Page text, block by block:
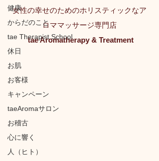
健康
からだのこと
tae Therapist School
休日
お肌
お客様
キャンペーン
taeAromaサロン
お稽古
心に響く
人（ヒト）
女性の幸せのためのホリスティックなア
ロママッサージ専門店
tae Aromatherapy & Treatment